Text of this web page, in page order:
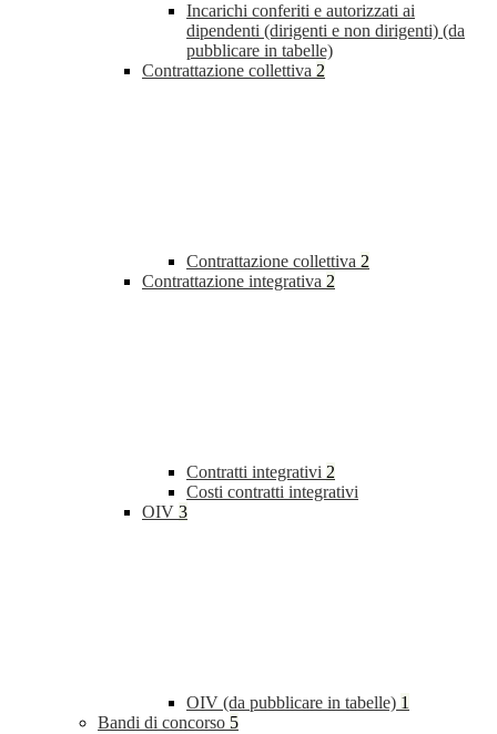
Incarichi conferiti e autorizzati ai
dipendenti (dirigenti e non dirigenti) (da
pubblicare in tabelle)
Contrattazione collettiva 2
Contrattazione collettiva 2
Contrattazione integrativa 2
Contratti integrativi 2
Costi contratti integrativi
OIV 3
OIV (da pubblicare in tabelle) 1
Bandi di concorso 5